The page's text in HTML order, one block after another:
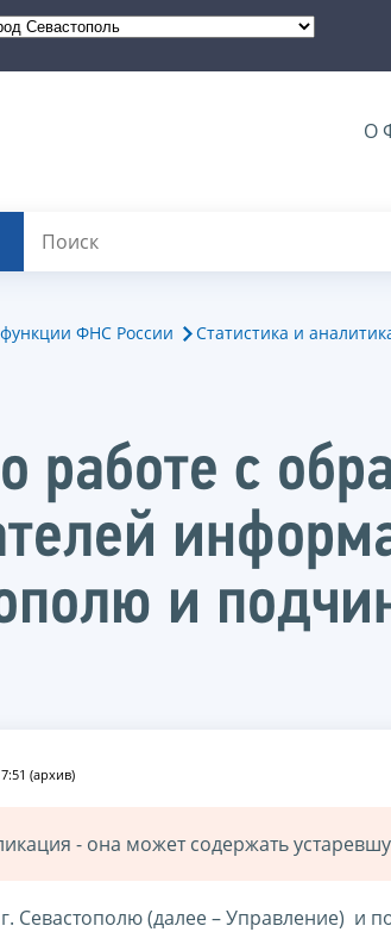
О
ФНС России Статистика и
работе с
и
(архив)
- она может содержать
(далее – Управление) и